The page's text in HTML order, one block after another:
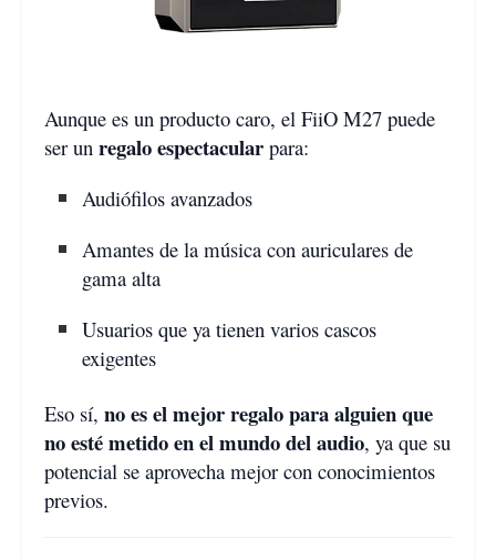
Aunque es un producto caro, el FiiO M27 puede
ser un regalo espectacular para:
Audiófilos avanzados
Amantes de la música con auriculares de
gama alta
Usuarios que ya tienen varios cascos
exigentes
Eso sí, no es el mejor regalo para alguien que
no esté metido en el mundo del audio, ya que su
potencial se aprovecha mejor con conocimientos
previos.